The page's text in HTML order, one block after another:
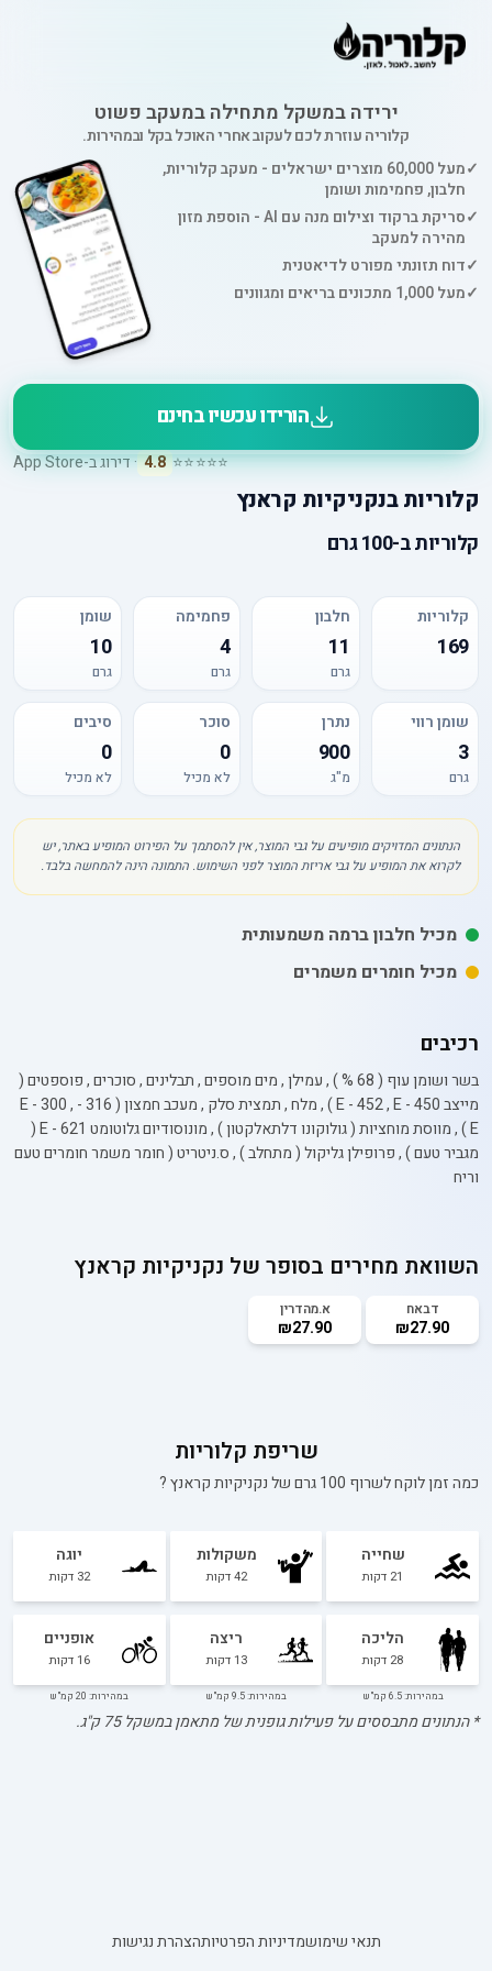
ירידה במשקל מתחילה במעקב פשוט
קלוריה עוזרת לכם לעקוב אחרי האוכל בקל ובמהירות.
✓
מעל 60,000 מוצרים ישראלים - מעקב קלוריות,
חלבון, פחמימות ושומן
✓
סריקת ברקוד וצילום מנה עם AI - הוספת מזון
מהירה למעקב
✓דוח תזונתי מפורט לדיאטנית
✓מעל 1,000 מתכונים בריאים ומגוונים
הורידו עכשיו בחינם
⭐⭐⭐⭐⭐
4.8 · דירוג ב-App Store
קלוריותבנקניקיות קראנץ
קלוריותב-100 גרם
קלוריות
169
חלבון
11
גרם
פחמימה
4
גרם
שומן
10
גרם
שומן רווי
3
גרם
נתרן
900
מ"ג
סוכר
0
לא מכיל
סיבים
0
לא מכיל
הנתונים המדויקים מופיעים על גבי המוצר, אין להסתמך על הפירוט המופיע באתר, יש
לקרוא את המופיע על גבי אריזת המוצר לפני השימוש. התמונה הינה להמחשה בלבד.
מכיל חלבון ברמה משמעותית
מכיל חומרים משמרים
רכיבים
בשר ושומן עוף ( 68 % ) , עמילן , מים מוספים , תבלינים , סוכרים , פוספטים (
מייצב 450 - E - 452 , E ) , מלח , תמצית סלק , מעכב חמצון ( 316 - E - 300 ,
E ) , מווסת מוחציות ( גולוקונו דלתאלקטון ) , מונוסודיום גלוטומט 621 - E (
מגביר טעם ) , פרופילן גליקול ( מתחלב ) , ס.ניטריט ( חומר משמר חומרים טעם
וריח
השוואת מחירים בסופר של נקניקיות קראנץ
דבאח
₪27.90
א.מהדרין
₪27.90
שריפת קלוריות
כמה זמן לוקח לשרוף 100 גרם של נקניקיות קראנץ?
שחייה
21 דקות
משקולות
42דקות
יוגה
32 דקות
הליכה
28 דקות
במהירות: 6.5 קמ"ש
ריצה
13 דקות
במהירות: 9.5 קמ"ש
אופניים
16 דקות
במהירות: 20 קמ"ש
* הנתונים מתבססים על פעילות גופנית של מתאמן במשקל75ק"ג.
תנאי שימושמדיניות הפרטיותהצהרת נגישות